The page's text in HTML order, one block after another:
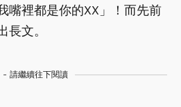
嘴裡都是你的XX」！而先前
文。
- 請繼續往下閱讀